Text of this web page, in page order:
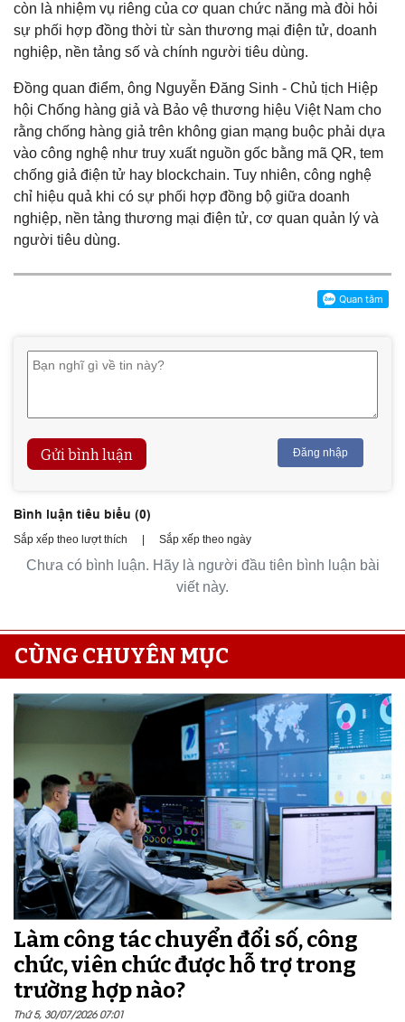
còn là nhiệm vụ riêng của cơ quan chức năng mà đòi hỏi
sự phối hợp đồng thời từ sàn thương mại điện tử, doanh
nghiệp, nền tảng số và chính người tiêu dùng.
Đồng quan điểm, ông Nguyễn Đăng Sinh - Chủ tịch Hiệp
hội Chống hàng giả và Bảo vệ thương hiệu Việt Nam cho
rằng chống hàng giả trên không gian mạng buộc phải dựa
vào công nghệ như truy xuất nguồn gốc bằng mã QR, tem
chống giả điện tử hay blockchain. Tuy nhiên, công nghệ
chỉ hiệu quả khi có sự phối hợp đồng bộ giữa doanh
nghiệp, nền tảng thương mại điện tử, cơ quan quản lý và
người tiêu dùng.
Gửi bình luận Đăng nhập
Bình luận tiêu biểu (0)
Sắp xếp theo lượt thích Sắp xếp theo ngày
Chưa có bình luận. Hãy là người đầu tiên bình luận bài
viết này.
CÙNG CHUYÊN MỤC
Làm công tác chuyển đổi số, công
chức, viên chức được hỗ trợ trong
trường hợp nào?
Thứ 5, 30/07/2026 07:01